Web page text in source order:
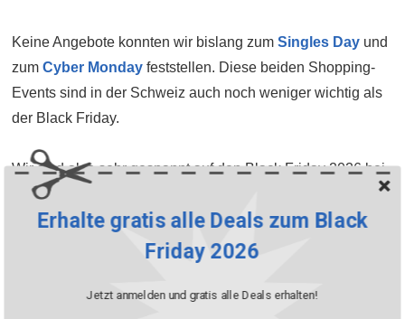
Keine Angebote konnten wir bislang zum Singles Day und
zum Cyber Monday feststellen. Diese beiden Shopping-
Events sind in der Schweiz auch noch weniger wichtig als
der Black Friday.
Wir sind also sehr gespannt auf den Black Friday 2026 bei
Blacksocks am 27. November.
Erhalte gratis alle Deals zum Black
Friday 2026
Jetzt anmelden und gratis alle Deals erhalten!